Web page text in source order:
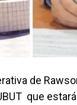
de
que